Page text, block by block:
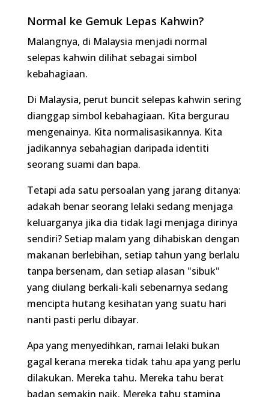
kahwin dilihat sebagai simbol kebahagiaan.
Di Malaysia, perut buncit selepas kahwin sering
dianggap simbol kebahagiaan. Kita bergurau
jadikannya sebahagian daripada identiti seorang
suami dan bapa.
Tetapi ada satu persoalan yang jarang ditanya:
adakah benar seorang lelaki sedang menjaga
sendiri? Setiap malam yang dihabiskan dengan
makanan berlebihan, setiap tahun yang berlalu
tanpa bersenam, dan setiap alasan "sibuk" yang
diulang berkali-kali sebenarnya sedang mencipta
hutang kesihatan yang suatu hari nanti pasti perlu
dibayar.
Apa yang menyedihkan, ramai lelaki bukan gagal
kerana mereka tidak tahu apa yang perlu
semakin naik. Mereka tahu stamina semakin
merosot.